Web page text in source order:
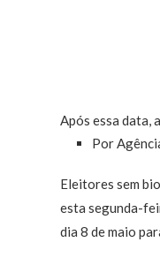
Após essa data,
Por
Eleitores sem
esta segunda-
dia 8 de maio